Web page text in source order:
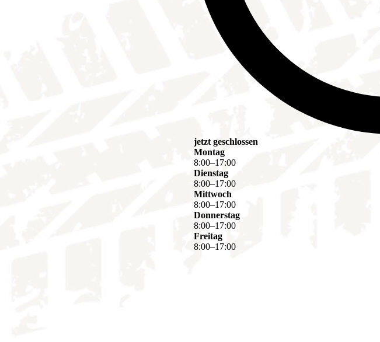
jetzt geschlossen
Montag
8:00–17:00
Dienstag
8:00–17:00
Mittwoch
8:00–17:00
Donnerstag
8:00–17:00
Freitag
8:00–17:00